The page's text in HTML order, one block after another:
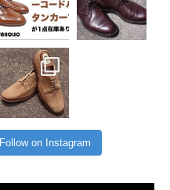
Follow on Instagram